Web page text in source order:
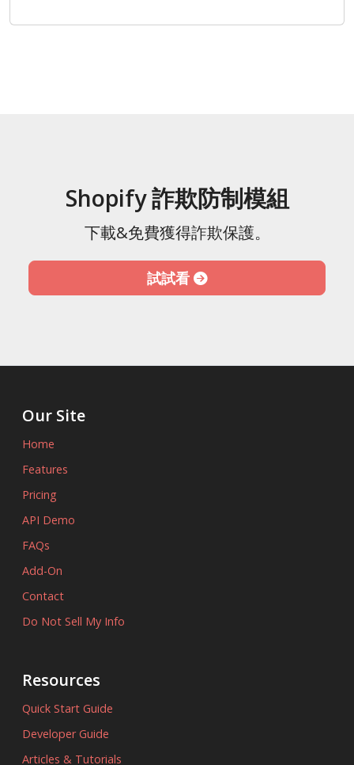
Shopify 詐欺防制模組
下載&免費獲得詐欺保護。
試試看
Our Site
Home
Features
Pricing
API Demo
FAQs
Add-On
Contact
Do Not Sell My Info
Resources
Quick Start Guide
Developer Guide
Articles & Tutorials